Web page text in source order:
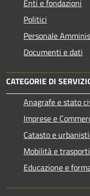
Enti e fondazioni
Politici
Personale
Documenti e dati
CATEGORIE DI
Anagrafe e stato
Imprese e
Catasto e
Mobilità e trasporti
Educazione e